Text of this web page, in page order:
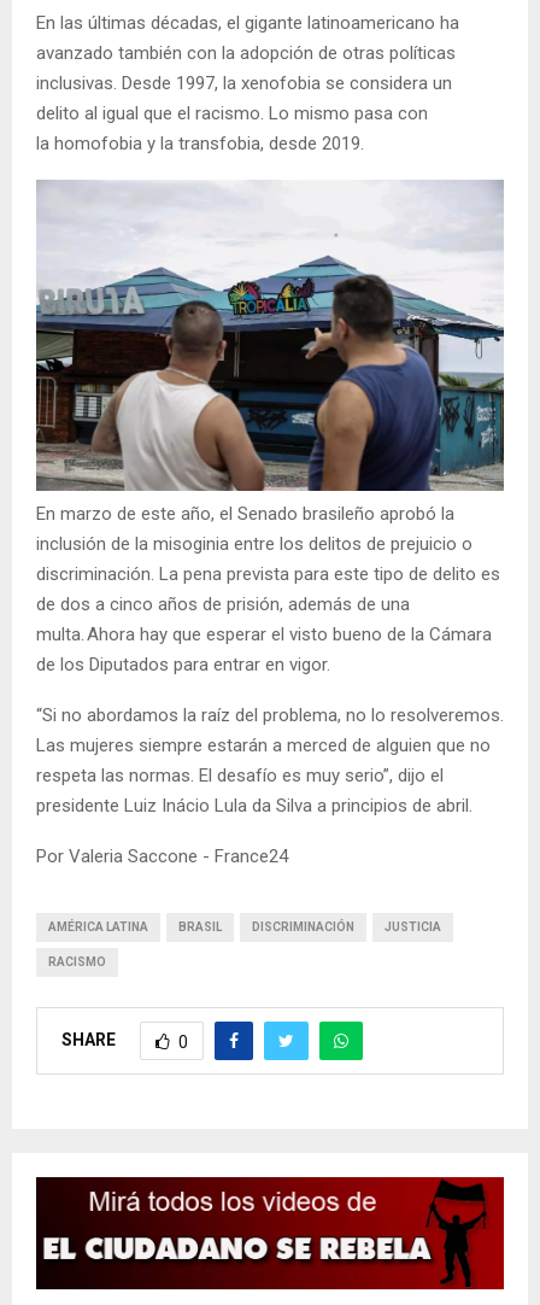
En las últimas décadas, el gigante latinoamericano ha
avanzado también con la adopción de otras políticas
inclusivas. Desde 1997, la xenofobia se considera un
delito al igual que el racismo. Lo mismo pasa con
la homofobia y la transfobia, desde 2019.
En marzo de este año, el Senado brasileño aprobó la
inclusión de la misoginia entre los delitos de prejuicio o
discriminación. La pena prevista para este tipo de delito es
de dos a cinco años de prisión, además de una
multa. Ahora hay que esperar el visto bueno de la Cámara
de los Diputados para entrar en vigor.
“Si no abordamos la raíz del problema, no lo resolveremos.
Las mujeres siempre estarán a merced de alguien que no
respeta las normas. El desafío es muy serio”, dijo el
presidente Luiz Inácio Lula da Silva a principios de abril.
Por Valeria Saccone - France24
AMÉRICA LATINA BRASIL DISCRIMINACIÓN JUSTICIA
RACISMO
SHARE 0